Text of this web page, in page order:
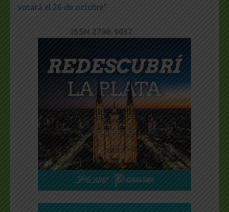
votará el 26 de octubre”
ISSN 2796-9037